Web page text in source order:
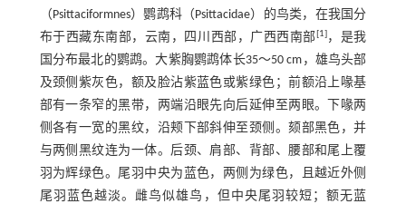
（Psittaciformnes）鹦鹉科（Psittacidae）的鸟类，在我国分
布于西藏东南部，云南，四川西部，广西西南部 [1]，是我
国分布最北的鹦鹉。大紫胸鹦鹉体长35～50 cm，雄鸟头部
及颈侧紫灰色，额及脸沾紫蓝色或紫绿色；前额沿上喙基
部有一条窄的黑带，两端沿眼先向后延伸至两眼。下喙两
侧各有一宽的黑纹，沿颊下部斜伸至颈侧。颏部黑色，并
与两侧黑纹连为一体。后颈、肩部、背部、腰部和尾上覆
羽为辉绿色。尾羽中央为蓝色，两侧为绿色，且越近外侧
尾羽蓝色越淡。雌鸟似雄鸟，但中央尾羽较短；额无蓝